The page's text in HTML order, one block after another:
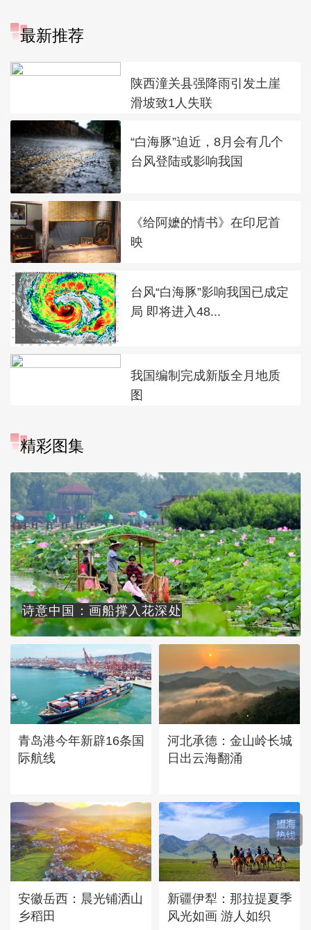
最新推荐
陕西潼关县强降雨引发土崖
滑坡致1人失联
“白海豚”迫近，8月会有几个
台风登陆或影响我国
《给阿嬷的情书》在印尼首
映
台风“白海豚”影响我国已成定
局 即将进入48...
我国编制完成新版全月地质
图
精彩图集
诗意中国：画船撑入花深处
青岛港今年新辟16条国
际航线
河北承德：金山岭长城
日出云海翻涌
安徽岳西：晨光铺洒山
乡稻田
新疆伊犁：那拉提夏季
风光如画 游人如织